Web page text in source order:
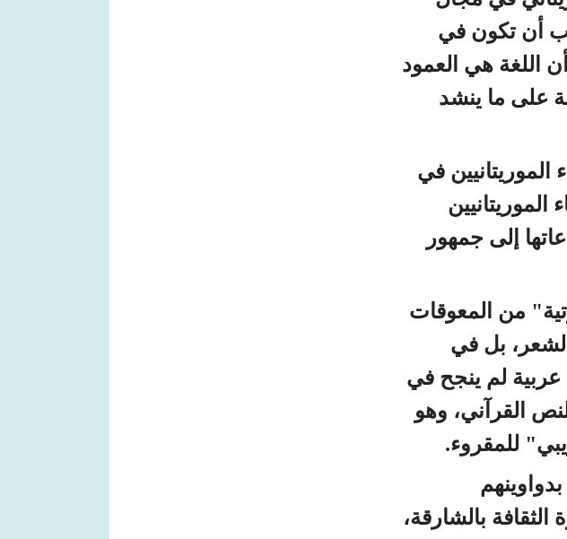
أن تكون في
اللغة هي العمود
على ما ينشد
في
إلى جمهور
من المعوقات
بل في
عربية لم ينجح في
القرآني، وهو
للمقروء.
بالشارقة،